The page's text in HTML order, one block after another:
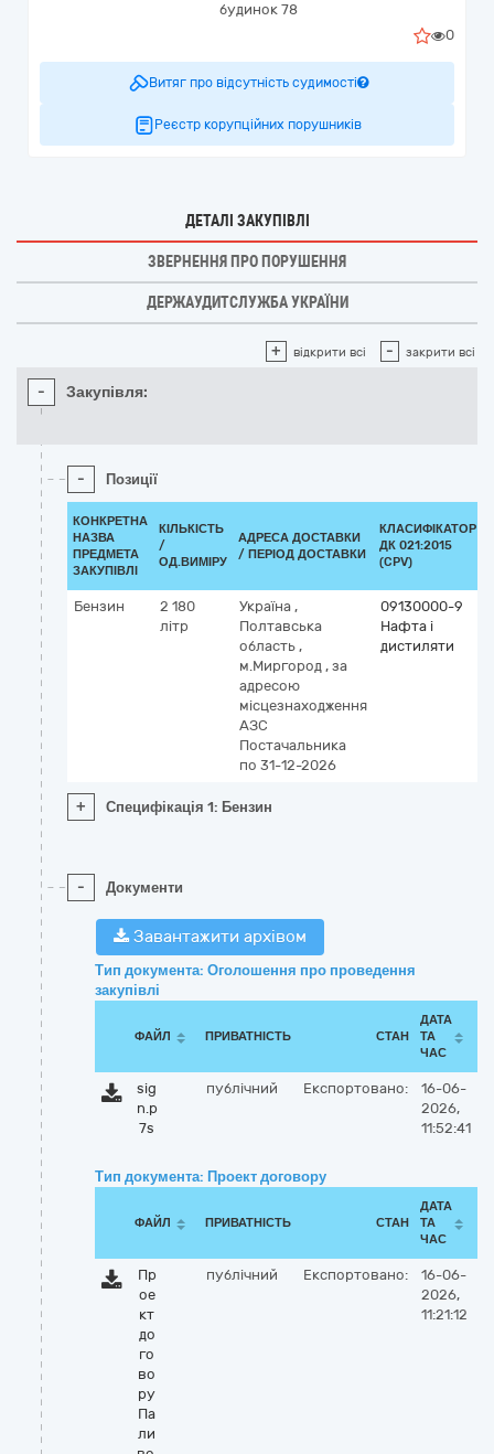
будинок 78
0
Витяг про відсутність судимості
Реєстр корупційних порушників
ДЕТАЛІ ЗАКУПІВЛІ
ЗВЕРНЕННЯ ПРО ПОРУШЕННЯ
ДЕРЖАУДИТСЛУЖБА УКРАЇНИ
+ відкрити всі - закрити всі
- Закупівля:
- Позиції
КОНКРЕТНА
НАЗВА
ПРЕДМЕТА
ЗАКУПІВЛІ
КІЛЬКІСТЬ
/
ОД.ВИМІРУ
АДРЕСА ДОСТАВКИ
/ ПЕРІОД ДОСТАВКИ
КЛАСИФІКАТОР
ДК 021:2015
(CPV)
Бензин
2 180
літр
Україна ,
Полтавська
область ,
м.Миргород , за
адресою
місцезнаходження
АЗС
Постачальника
по 31-12-2026
09130000-9
Нафта і
дистиляти
+ Специфікація 1: Бензин
- Документи
Завантажити архівом
Тип документа: Оголошення про проведення
закупівлі
ФАЙЛ ПРИВАТНІСТЬ СТАН
ДАТА
ТА
ЧАС
sig
n.p
7s
публічний Експортовано:
16-06-
2026,
11:52:41
Тип документа: Проект договору
ФАЙЛ ПРИВАТНІСТЬ СТАН
ДАТА
ТА
ЧАС
Пр
ое
кт
до
го
во
ру
Па
ли
публічний Експортовано:
16-06-
2026,
11:21:12